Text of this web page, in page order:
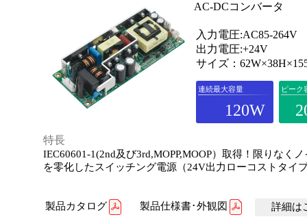
AC-DCコンバータ
入力電圧:AC85-264V
出力電圧:+24V
サイズ：
連続最大容量
120W
ピーク
特長
IEC60601-1(2nd及び3rd,MOPP,MOOP）取得！限りなく
を零化したスイッチング電源（24V出力ローコストタイ
製品カタログ 製品仕様書･外観図 詳細は